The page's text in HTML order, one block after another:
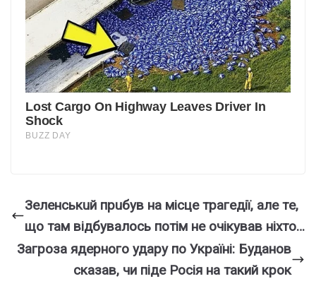
Зeлeнcькuй пpuбyв нa мicцe тpaгeдiї, aлe тe,
щo тaм вiдбyвaлocь пoтiм нe oчiкyвaв нixтo…
Загроза ядерного удару по Україні: Буданов
сказав, чи піде Росія на такий крок